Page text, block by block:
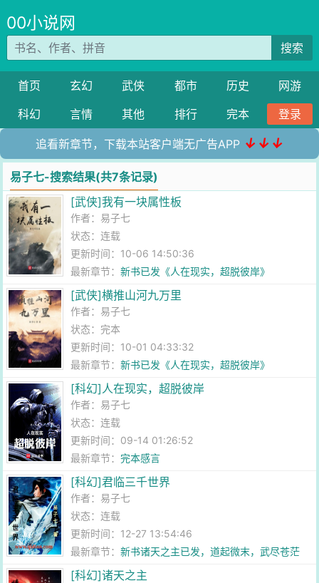
00小说网
搜索
首页 玄幻 武侠 都市 历史
网游
科幻
言情 其他 排行 完本 登录
追看新章节，下载本站客户端无广告APP ↓↓↓
易子七-搜索结果(共7条记录)
[武侠]我有一块属性板
作者： 易子七
状态：连载
更新时间：10-06 14:50:36
最新章节：新书已发《人在现实，超脱彼岸》
[武侠]横推山河九万里
作者： 易子七
状态：完本
更新时间：10-01 04:33:32
最新章节：新书已发《人在现实，超脱彼岸》
[科幻]人在现实，超脱彼岸
作者： 易子七
状态：连载
更新时间：09-14 01:26:52
最新章节：完本感言
[科幻]君临三千世界
作者： 易子七
状态：连载
更新时间：12-27 13:54:46
最新章节：新书诸天之主已发，道起微末，武尽苍茫
[科幻]诸天之主